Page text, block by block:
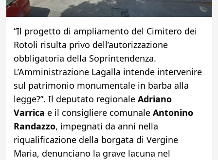
“Il progetto di ampliamento del Cimitero dei
Rotoli risulta privo dell’autorizzazione
obbligatoria della Soprintendenza.
L’Amministrazione Lagalla intende intervenire
sul patrimonio monumentale in barba alla
legge?”. Il deputato regionale Adriano
Varrica e il consigliere comunale Antonino
Randazzo, impegnati da anni nella
riqualificazione della borgata di Vergine
Maria, denunciano la grave lacuna nel